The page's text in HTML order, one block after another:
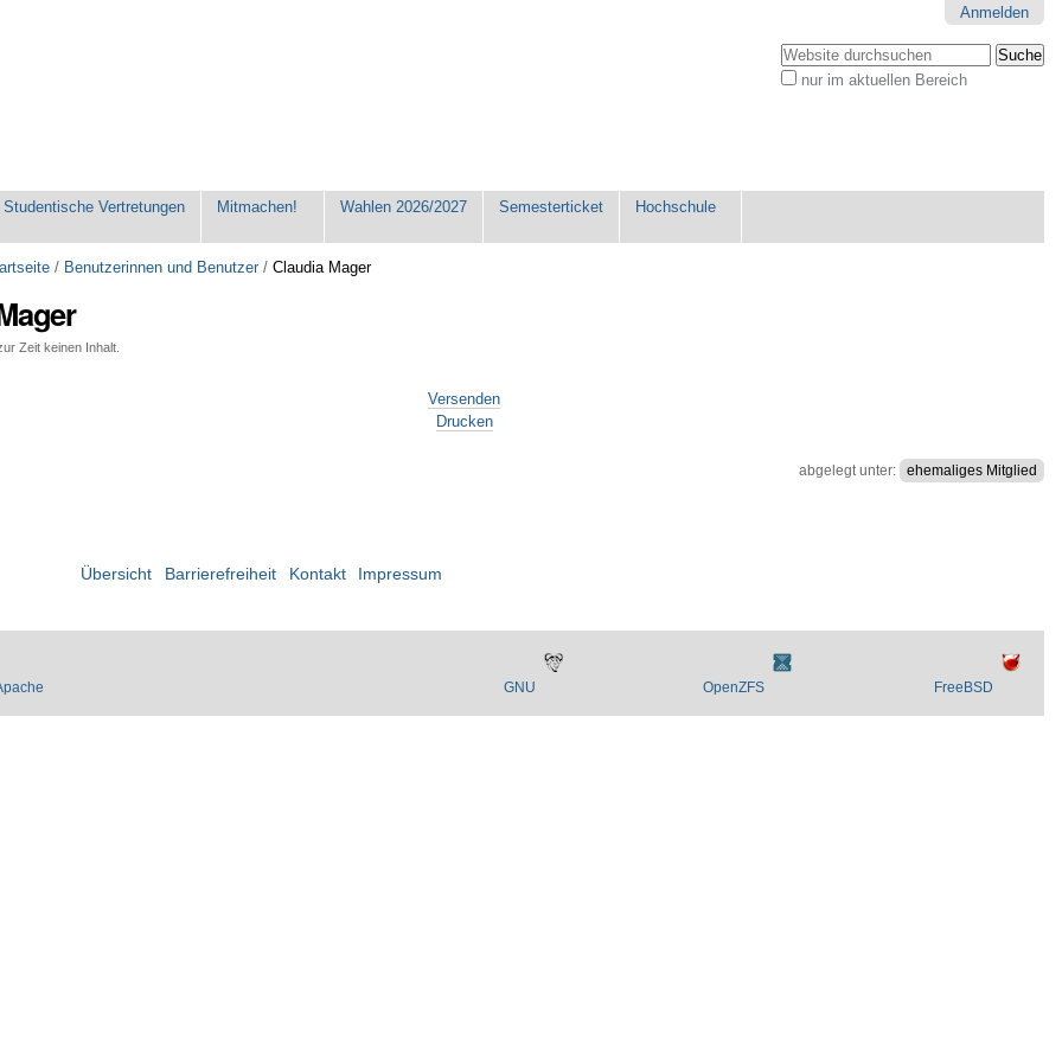
Anmelden
Website durchsuchen
nur im aktuellen Bereich
Studentische Vertretungen Mitmachen! Wahlen 2026/2027 Semesterticket Hochschule
/ Benutzerinnen und Benutzer /Claudia Mager
Zeit keinen Inhalt.
Versenden
Drucken
abgelegt unter: ehemaliges Mitglied
Übersicht Barrierefreiheit Kontakt Impressum
GNU OpenZFS FreeBSD